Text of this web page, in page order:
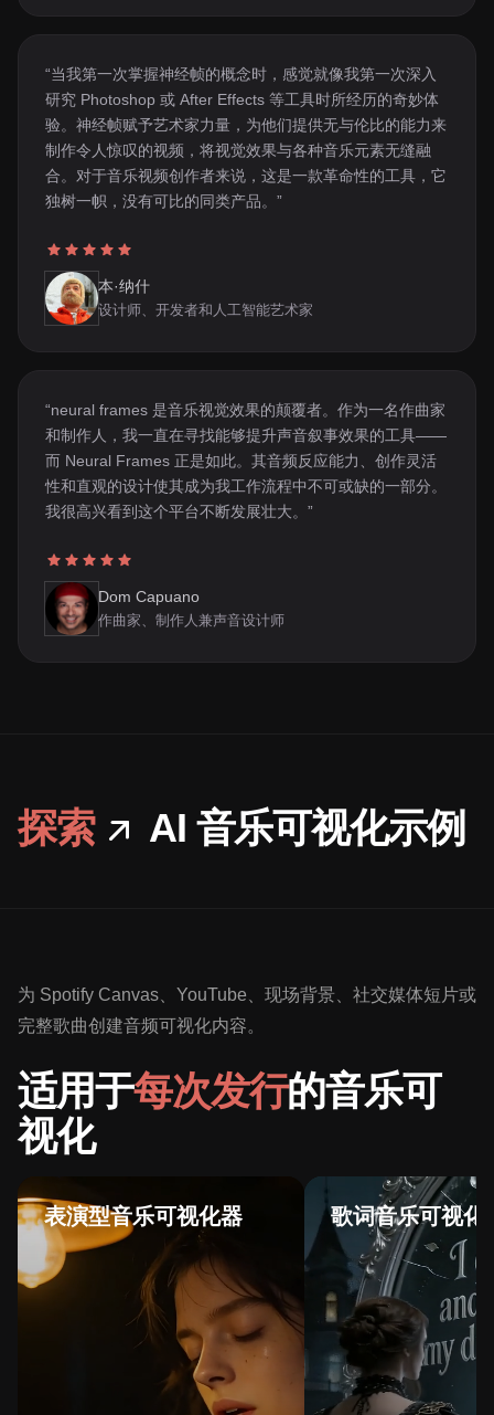
“当我第一次掌握神经帧的概念时，感觉就像我第一次深入
研究 Photoshop 或 After Effects 等工具时所经历的奇妙体
验。神经帧赋予艺术家力量，为他们提供无与伦比的能力来
制作令人惊叹的视频，将视觉效果与各种音乐元素无缝融
合。对于音乐视频创作者来说，这是一款革命性的工具，它
独树一帜，没有可比的同类产品。”
本·纳什
设计师、开发者和人工智能艺术家
“neural frames 是音乐视觉效果的颠覆者。作为一名作曲家
和制作人，我一直在寻找能够提升声音叙事效果的工具——
而 Neural Frames 正是如此。其音频反应能力、创作灵活
性和直观的设计使其成为我工作流程中不可或缺的一部分。
我很高兴看到这个平台不断发展壮大。”
Dom Capuano
作曲家、制作人兼声音设计师
探索 AI 音乐可视化示例
为 Spotify Canvas、YouTube、现场背景、社交媒体短片或
完整歌曲创建音频可视化内容。
适用于每次发行的音乐可
视化
表演型音乐可视化器 歌词音乐可视化